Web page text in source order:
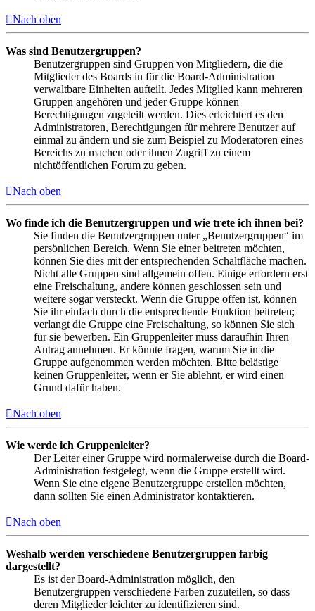
Nach oben
Was sind Benutzergruppen?
Benutzergruppen sind Gruppen von Mitgliedern, die die
Mitglieder des Boards in für die Board-Administration
verwaltbare Einheiten aufteilt. Jedes Mitglied kann mehreren
Gruppen angehören und jeder Gruppe können
Berechtigungen zugeteilt werden. Dies erleichtert es den
Administratoren, Berechtigungen für mehrere Benutzer auf
einmal zu ändern und sie zum Beispiel zu Moderatoren eines
Bereichs zu machen oder ihnen Zugriff zu einem
nichtöffentlichen Forum zu geben.
Nach oben
Wo finde ich die Benutzergruppen und wie trete ich ihnen bei?
Sie finden die Benutzergruppen unter „Benutzergruppen“ im
persönlichen Bereich. Wenn Sie einer beitreten möchten,
können Sie dies mit der entsprechenden Schaltfläche machen.
Nicht alle Gruppen sind allgemein offen. Einige erfordern erst
eine Freischaltung, andere können geschlossen sein und
weitere sogar versteckt. Wenn die Gruppe offen ist, können
Sie ihr einfach durch die entsprechende Funktion beitreten;
verlangt die Gruppe eine Freischaltung, so können Sie sich
für sie bewerben. Ein Gruppenleiter muss daraufhin Ihren
Antrag annehmen. Er könnte fragen, warum Sie in die
Gruppe aufgenommen werden möchten. Bitte belästige
keinen Gruppenleiter, wenn er Sie ablehnt, er wird einen
Grund dafür haben.
Nach oben
Wie werde ich Gruppenleiter?
Der Leiter einer Gruppe wird normalerweise durch die Board-
Administration festgelegt, wenn die Gruppe erstellt wird.
Wenn Sie eine eigene Benutzergruppe erstellen möchten,
dann sollten Sie einen Administrator kontaktieren.
Nach oben
Weshalb werden verschiedene Benutzergruppen farbig
dargestellt?
Es ist der Board-Administration möglich, den
Benutzergruppen verschiedene Farben zuzuteilen, so dass
deren Mitglieder leichter zu identifizieren sind.